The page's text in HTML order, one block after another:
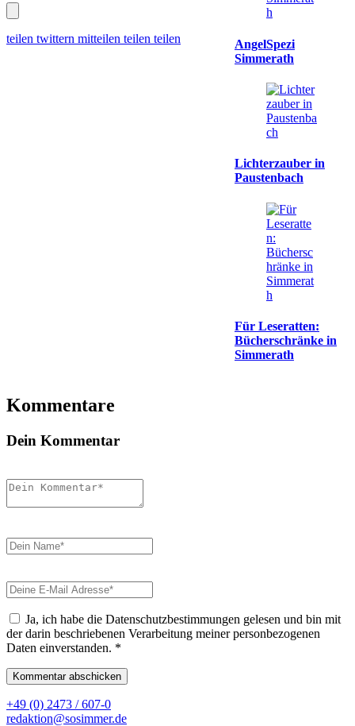
teilen twittern mitteilen teilen teilen
AngelSpezi
Simmerath
Lichterzauber in
Paustenbach
Für Leseratten:
Bücherschränke in
Simmerath
Kommentare
Dein Kommentar
Ja, ich habe die Datenschutzbestimmungen gelesen und bin mit
der darin beschriebenen Verarbeitung meiner personbezogenen
Daten einverstanden. *
+49 (0) 2473 / 607-0
redaktion@sosimmer.de